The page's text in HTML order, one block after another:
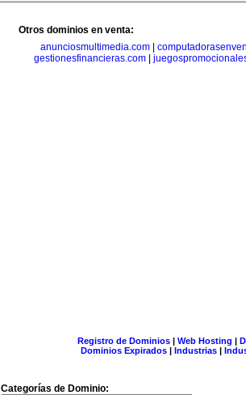
Otros dominios en venta:
anunciosmultimedia.com
gestionesfinancieras.com
Registro de Dominios| Web Hosting |
Dominios Expirados | Industrias |
Categorías de Dominio: